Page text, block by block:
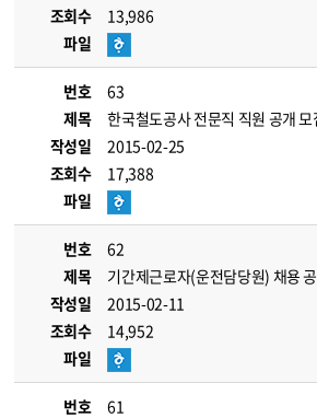
조회수
13,986
파일
번호
63
제목
한국철도공사 전문직 직원 공개
작성일
2015-02-25
조회수
17,388
파일
번호
62
제목
기간제근로자(운전담당원) 채용
작성일
2015-02-11
조회수
14,952
파일
번호
61